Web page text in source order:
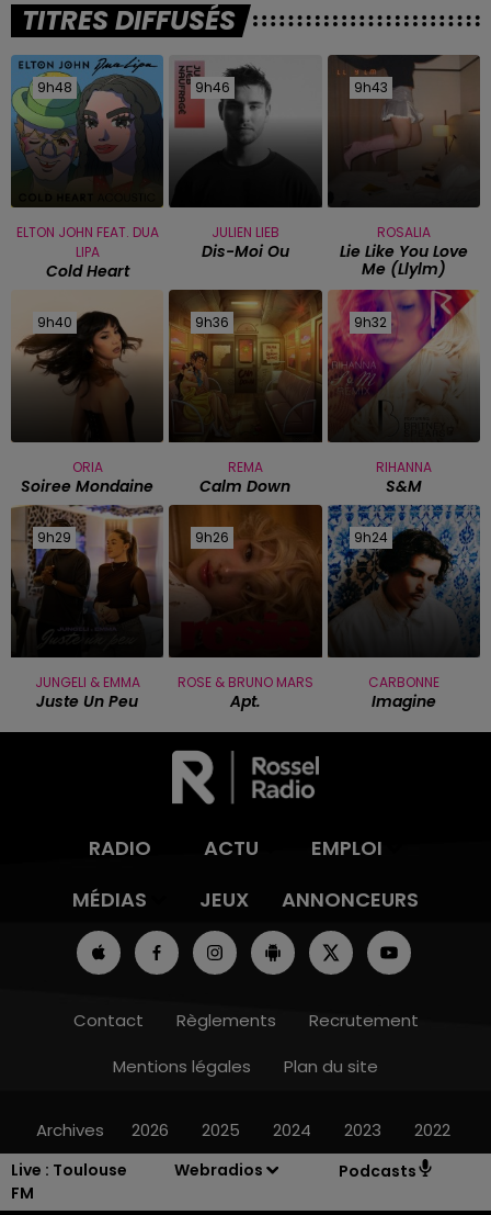
Live : Toulouse
FM
Webradios Podcasts
TITRES DIFFUSÉS
9h48
9h48
ELTON JOHN FEAT. DUA
LIPA
Cold Heart
9h46
9h46
JULIEN LIEB
Dis-Moi Ou
9h43
9h43
ROSALIA
Lie Like You Love
Me (llylm)
9h40
9h40
ORIA
Soiree Mondaine
9h36
9h36
REMA
Calm Down
9h32
9h32
RIHANNA
S&m
9h29
9h29
JUNGELI & EMMA
Juste Un Peu
9h26
9h26
ROSE & BRUNO MARS
Apt.
9h24
9h24
CARBONNE
Imagine
RADIO ACTU
EMPLOI
MÉDIAS
JEUX ANNONCEURS
Contact Règlements
Recrutement
Mentions légales
Plan du site
Archives 2026 2025 2024 2023 2022